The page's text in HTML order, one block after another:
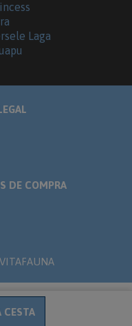
CESTA
Laga
DE COMPRA
VITAFAUNA